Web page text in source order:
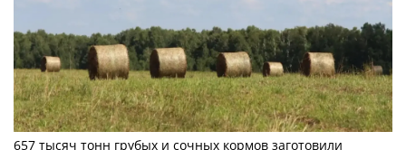
657 тысяч тонн грубых и сочных кормов заготовили